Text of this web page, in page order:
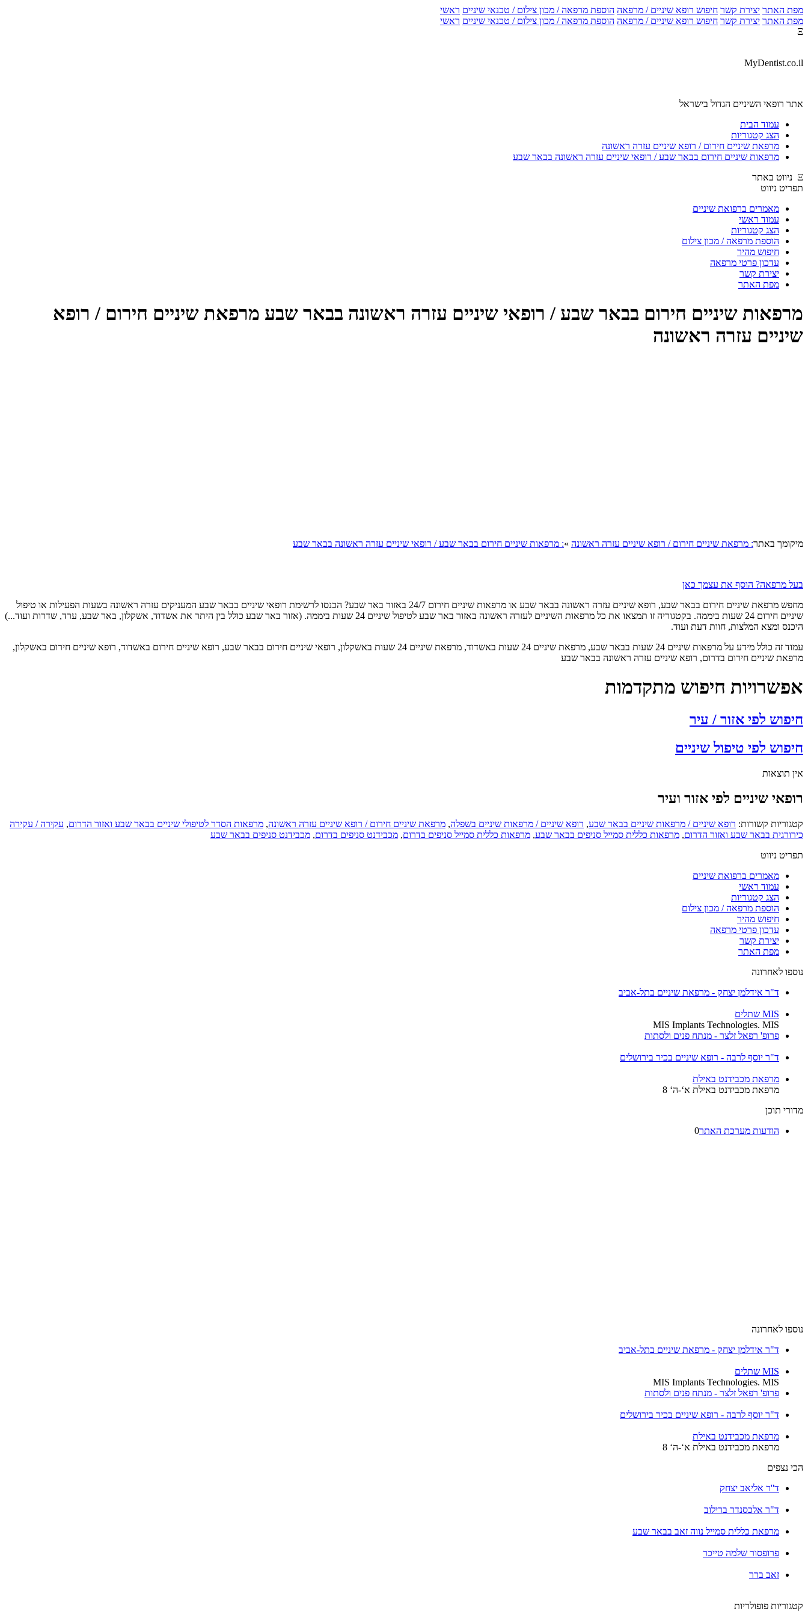
מפת האתר יצירת קשר חיפוש רופא שיניים / מרפאה הוספת מרפאה / מכון צילום / טכנאי שיניים ראשי
מפת האתר יצירת קשר חיפוש רופא שיניים / מרפאה הוספת מרפאה / מכון צילום / טכנאי שיניים ראשי
Ξ
MyDentist.co.il
אתר רופאי השיניים הגדול בישראל
עמוד הבית
הצג קטגוריות
מרפאת שיניים חירום / רופא שיניים עזרה ראשונה
מרפאות שיניים חירום בבאר שבע / רופאי שיניים עזרה ראשונה בבאר שבע
Ξ ניווט באתר
תפריט ניווט
מאמרים ברפואת שיניים
עמוד ראשי
הצג קטגוריות
הוספת מרפאה / מכון צילום
חיפוש מהיר
עדכון פרטי מרפאה
יצירת קשר
מפת האתר
מרפאות שיניים חירום בבאר שבע / רופאי שיניים עזרה ראשונה בבאר שבע מרפאת שיניים חירום / רופא
שיניים עזרה ראשונה
מיקומך באתר: מרפאת שיניים חירום / רופא שיניים עזרה ראשונה »: מרפאות שיניים חירום בבאר שבע / רופאי שיניים עזרה ראשונה בבאר שבע
בעל מרפאה? הוסף את עצמך כאן
מחפש מרפאת שיניים חירום בבאר שבע, רופא שיניים עזרה ראשונה בבאר שבע או מרפאות שיניים חירום 24/7 באזור באר שבע? הכנסו לרשימת רופאי שיניים בבאר שבע המעניקים עזרה ראשונה בשעות הפעילות או טיפול
שיניים חירום 24 שעות ביממה. בקטגוריה זו תמצאו את כל מרפאות השיניים לעזרה ראשונה באזור באר שבע לטיפול שיניים 24 שעות ביממה. (אזור באר שבע כולל בין היתר את אשדוד, אשקלון, באר שבע, ערד, שדרות ועוד...)
היכנס ומצא המלצות, חוות דעת ועוד.
עמוד זה כולל מידע על מרפאות שיניים 24 שעות בבאר שבע, מרפאת שיניים 24 שעות באשדוד, מרפאת שיניים 24 שעות באשקלון, רופאי שיניים חירום בבאר שבע, רופא שיניים חירום באשדוד, רופא שיניים חירום באשקלון,
מרפאת שיניים חירום בדרום, רופא שיניים עזרה ראשונה בבאר שבע
אפשרויות חיפוש מתקדמות
חיפוש לפי אזור / עיר
חיפוש לפי טיפול שיניים
אין תוצאות
רופאי שיניים לפי אזור ועיר
קטגוריות קשורות: רופא שיניים / מרפאות שיניים בבאר שבע, רופא שיניים / מרפאות שיניים בשפלה, מרפאת שיניים חירום / רופא שיניים עזרה ראשונה, מרפאות הסדר לטיפולי שיניים בבאר שבע ואזור הדרום, עקירה / עקירה
כירורגית בבאר שבע ואזור הדרום, מרפאות כללית סמייל סניפים בבאר שבע, מרפאות כללית סמייל סניפים בדרום, מכבידנט סניפים בדרום, מכבידנט סניפים בבאר שבע
תפריט ניווט
מאמרים ברפואת שיניים
עמוד ראשי
הצג קטגוריות
הוספת מרפאה / מכון צילום
חיפוש מהיר
עדכון פרטי מרפאה
יצירת קשר
מפת האתר
נוספו לאחרונה
ד"ר אידלמן יצחק - מרפאת שיניים בתל-אביב
MIS שתלים
MIS Implants Technologies. MIS
פרופ' רפאל זלצר - מנתח פנים ולסתות
ד"ר יוסף לרבה - רופא שיניים בכיר בירושלים
מרפאת מכבידנט באילת
מרפאת מכבידנט באילת א‘-ה‘ 8
מדורי תוכן
הודעות מערכת האתר0
נוספו לאחרונה
ד"ר אידלמן יצחק - מרפאת שיניים בתל-אביב
MIS שתלים
MIS Implants Technologies. MIS
פרופ' רפאל זלצר - מנתח פנים ולסתות
ד"ר יוסף לרבה - רופא שיניים בכיר בירושלים
מרפאת מכבידנט באילת
מרפאת מכבידנט באילת א‘-ה‘ 8
הכי נצפים
ד''ר אליאב יצחק
ד"ר אלכסנדר ברילוב
מרפאת כללית סמייל נווה זאב בבאר שבע
פרופסור שלמה טייכר
זאב ברר
קטגוריות פופולריות